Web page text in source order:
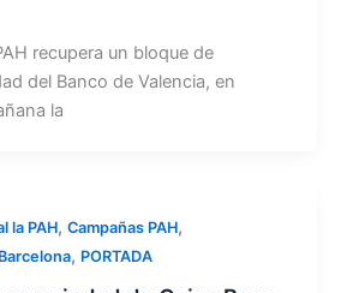
recupera un bloque de
del Banco de Valencia, en
la
la PAH, Campañas PAH,
, PORTADA